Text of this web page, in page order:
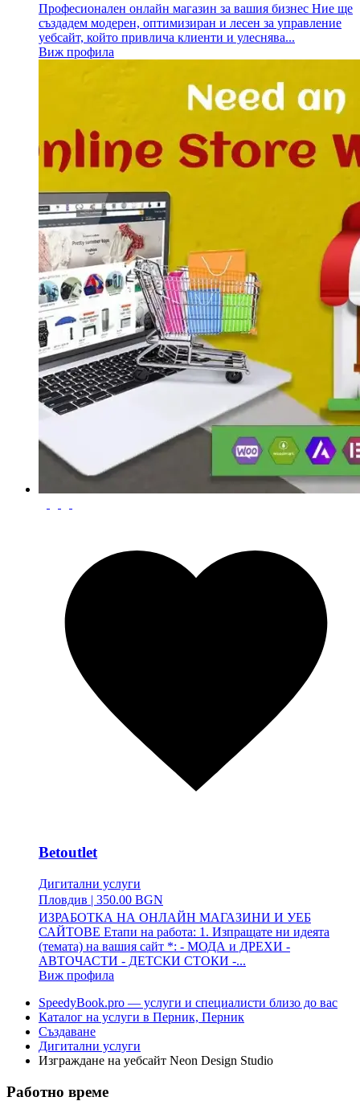
Професионален онлайн магазин за вашия бизнес Ние ще
създадем модерен, оптимизиран и лесен за управление
уебсайт, който привлича клиенти и улеснява...
Виж профила
Betoutlet
Дигитални услуги
Пловдив | 350.00 BGN
ИЗРАБОТКА НА ОНЛАЙН МАГАЗИНИ И УЕБ
САЙТОВЕ Етапи на работа: 1. Изпращате ни идеята
(темата) на вашия сайт *: - МОДА и ДРЕХИ -
АВТОЧАСТИ - ДЕТСКИ СТОКИ -...
Виж профила
SpeedyBook.pro — услуги и специалисти близо до вас
Каталог на услуги в Перник, Перник
Създаване
Дигитални услуги
Изграждане на уебсайт Neon Design Studio
Работно време